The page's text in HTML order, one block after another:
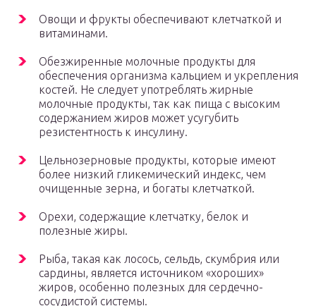
Овощи и фрукты обеспечивают клетчаткой и
витаминами.
Обезжиренные молочные продукты для
обеспечения организма кальцием и укрепления
костей. Не следует употреблять жирные
молочные продукты, так как пища с высоким
содержанием жиров может усугубить
резистентность к инсулину.
Цельнозерновые продукты, которые имеют
более низкий гликемический индекс, чем
очищенные зерна, и богаты клетчаткой.
Орехи, содержащие клетчатку, белок и
полезные жиры.
Рыба, такая как лосось, сельдь, скумбрия или
сардины, является источником «хороших»
жиров, особенно полезных для сердечно-
сосудистой системы.